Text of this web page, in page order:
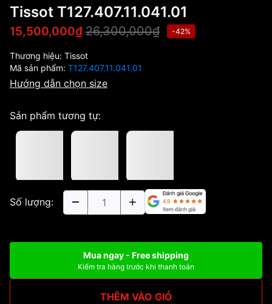
Tissot T127.407.11.041.01
15,500,000₫ 26,300,000₫ -42%
Thương hiệu: Tissot
Mã sản phẩm: T127.407.11.041.01
Hướng dẫn chọn size
Sản phẩm tương tự:
Số lượng:
Mua ngay - Free shipping
Kiểm tra hàng trước khi thanh toán
THÊM VÀO GIỎ